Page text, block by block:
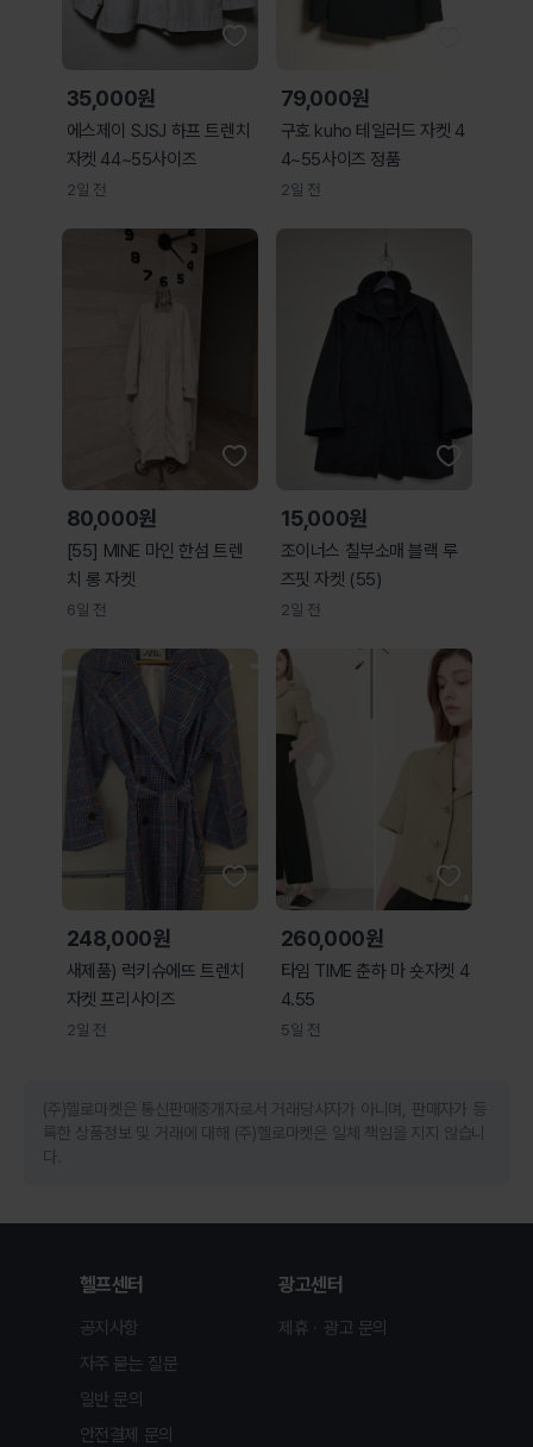
35,000원
에스제이 SJSJ 하프 트렌치
자켓 44~55사이즈
2일 전
79,000원
구호 kuho 테일러드 자켓 4
4~55사이즈 정품
2일 전
80,000원
[55] MINE 마인 한섬 트렌
치 롱 자켓
6일 전
15,000원
조이너스 칠부소매 블랙 루
즈핏 자켓 (55)
2일 전
248,000원
새제품) 럭키슈에뜨 트렌치
자켓 프리사이즈
2일 전
260,000원
타임 TIME 춘하 마 숏자켓 4
4.55
5일 전
(주)헬로마켓은 통신판매중개자로서 거래당사자가 아니며, 판매자가 등
록한 상품정보 및 거래에 대해 (주)헬로마켓은 일체 책임을 지지 않습니
다.
헬프센터
공지사항
자주 묻는 질문
일반 문의
안전결제 문의
광고센터
제휴ㆍ광고 문의